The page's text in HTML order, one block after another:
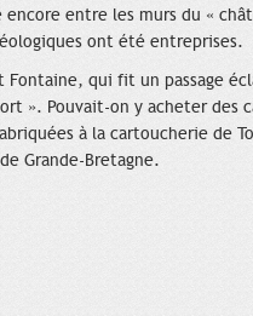
entre les murs du «
ont été entreprises.
qui fit un passage
». Pouvait-on y acheter des
à la cartoucherie de
Grande-Bretagne.